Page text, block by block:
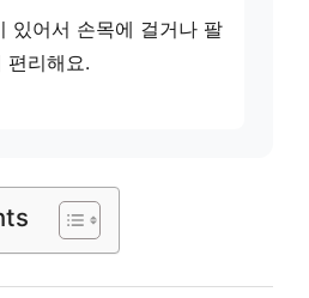
있어서 손목에 걸거나 팔
편리해요.